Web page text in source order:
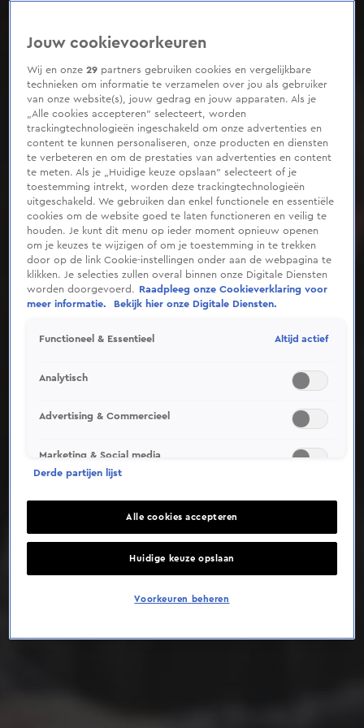
Deze video is niet beschikbaar op je huidige locatie
Jouw cookievoorkeuren
Wij en onze29 partners gebruiken cookies en vergelijkbare
technieken om informatie te verzamelen over jou als gebruiker
van onze website(s), jouw gedrag en jouw apparaten. Als je
„Alle cookies accepteren” selecteert, worden
trackingtechnologieën ingeschakeld om onze advertenties en
content te kunnen personaliseren, onze producten en diensten
te verbeteren en om de prestaties van advertenties en content
te meten. Als je „Huidige keuze opslaan” selecteert of je
toestemming intrekt, worden deze trackingtechnologieën
uitgeschakeld. We gebruiken dan enkel functionele en essentiële
cookies om de website goed te laten functioneren en veilig te
houden. Je kunt dit menu op ieder moment opnieuw openen
om je keuzes te wijzigen of om je toestemming in te trekken
door op de link Cookie-instellingen onder aan de webpagina te
klikken. Je selecties zullen overal binnen onze Digitale Diensten
worden doorgevoerd.
Raadpleeg onze Cookieverklaring voor
meer informatie.
Bekijk hier onze Digitale Diensten.
Functioneel & Essentieel Altijd actief
Analytisch
Advertising & Commercieel
Marketing & Social media
Derde partijen lijst
Alle cookies accepteren
Huidige keuze opslaan
Voorkeuren beheren